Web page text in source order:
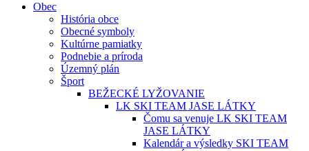
Obec
História obce
Obecné symboly
Kultúrne pamiatky
Podnebie a príroda
Územný plán
Šport
BEŽECKÉ LYŽOVANIE
LK SKI TEAM JASE LÁTKY
Čomu sa venuje LK SKI TEAM
JASE LÁTKY
Kalendár a výsledky SKI TEAM